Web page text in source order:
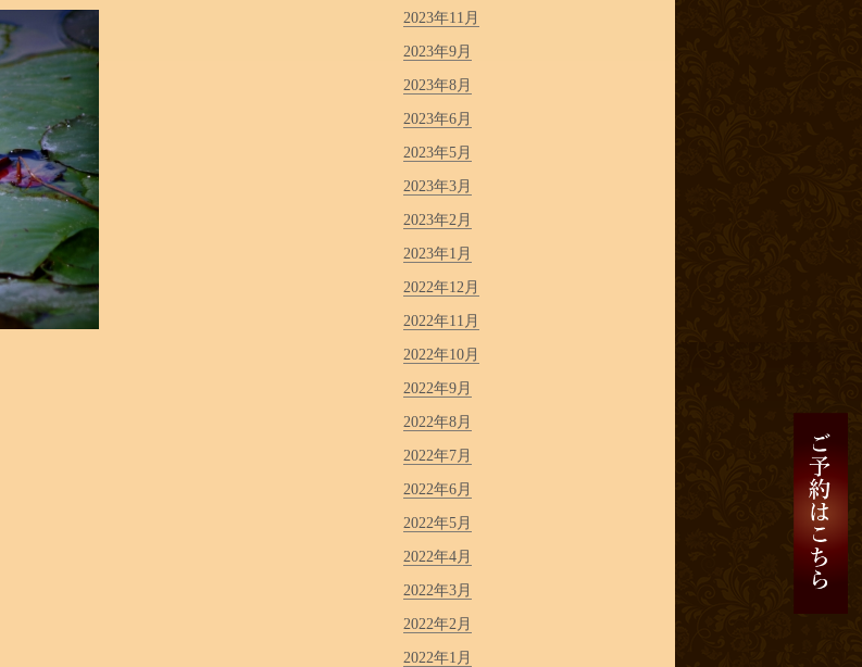
2023年11月
2023年9月
2023年8月
2023年6月
2023年5月
2023年3月
2023年2月
2023年1月
2022年12月
2022年11月
2022年10月
2022年9月
2022年8月
2022年7月
2022年6月
2022年5月
2022年4月
2022年3月
2022年2月
2022年1月